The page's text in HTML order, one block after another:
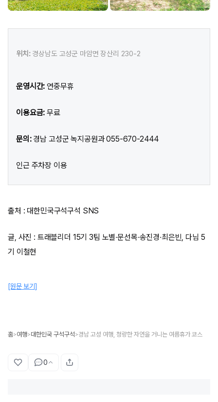
위치: 경상남도 고성군 마암면 장산리 230-2
운영시간:연중무휴
이용요금:무료
문의: 경남 고성군 녹지공원과 055-670-2444
인근 주차장 이용
출처 : 대한민국구석구석 SNS
글, 사진 : 트래블리더 15기 3팀 노별·문선목·송진경·최은빈, 다님 5
기 이철현
[원문 보기]
홈>여행>대한민국 구석구석>경남 고성 여행, 청량한 자연을 거니는 여름휴가 코스
0